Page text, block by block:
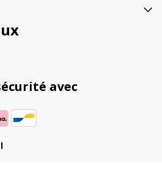
avec